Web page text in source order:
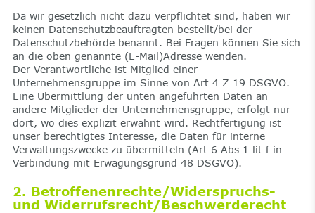
Da wir gesetzlich nicht dazu verpflichtet sind, haben wir
keinen Datenschutzbeauftragten bestellt/bei der
Datenschutzbehörde benannt. Bei Fragen können Sie sich
an die oben genannte (E-Mail)Adresse wenden.
Der Verantwortliche ist Mitglied einer
Unternehmensgruppe im Sinne von Art 4 Z 19 DSGVO.
Eine Übermittlung der unten angeführten Daten an
andere Mitglieder der Unternehmensgruppe, erfolgt nur
dort, wo dies explizit erwähnt wird. Rechtfertigung ist
unser berechtigtes Interesse, die Daten für interne
Verwaltungszwecke zu übermitteln (Art 6 Abs 1 lit f in
Verbindung mit Erwägungsgrund 48 DSGVO).
2. Betroffenenrechte/Widerspruchs-
und Widerrufsrecht/Beschwerderecht